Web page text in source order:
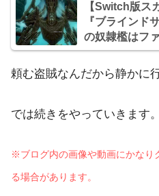
【Switch版ス
『ブラインド
の奴隷檻はフ
頼む盗賊なんだから静かに
では続きをやっていきます。
※ブログ内の画像や動画にかなり
る場合があります。